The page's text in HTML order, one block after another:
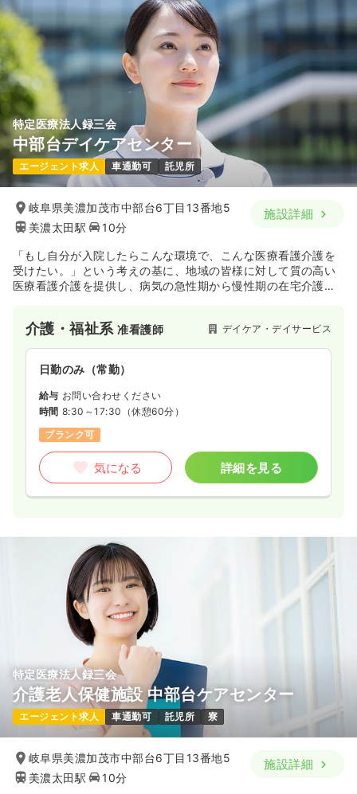
特定医療法人録三会
中部台デイケアセンター
エージェント求人 車通勤可 託児所
岐阜県美濃加茂市中部台6丁目13番地5
美濃太田駅
10分
施設詳細
「もし自分が入院したらこんな環境で、こんな医療看護介護を
受けたい。」という考えの基に、地域の皆様に対して質の高い
医療看護介護を提供し、病気の急性期から慢性期の在宅介護ま
介護・福祉系准看護師 デイケア・デイサービス
日勤のみ（常勤）
給与 お問い合わせください
時間 8:30～17:30 （休憩60分）
ブランク可
気になる 詳細を見る
特定医療法人録三会
介護老人保健施設 中部台ケアセンター
エージェント求人 車通勤可 託児所 寮
岐阜県美濃加茂市中部台6丁目13番地5
美濃太田駅
10分
施設詳細